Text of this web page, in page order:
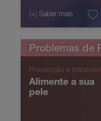
|+| Saber mais
Problemas de
Prevenção e
Alimente a sua
pele